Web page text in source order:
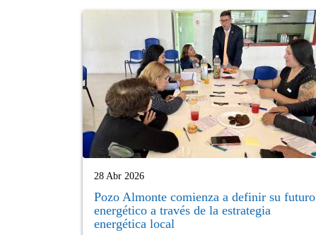
28 Abr 2026
Pozo Almonte comienza a definir su futuro
energético a través de la estrategia
energética local